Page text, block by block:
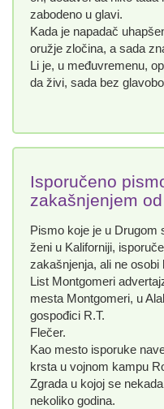
zabodeno u glavi.
Kada je napadač
oružje zločina, a sada
Li je, u međuvremenu,
da živi, sada bez
Isporučeno
zakašnjenjem
Pismo koje je u Drugom
ženi u Kaliforniji,
zakašnjenja, ali ne osobi
List Montgomeri
mesta Montgomeri, u
gospođici R.T.
Flečer.
Kao mesto isporuke
krsta u vojnom kampu
Zgrada u kojoj se
nekoliko godina.